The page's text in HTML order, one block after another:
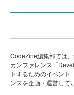
CodeZine編集部では
カンファレンス「
トするためのイベン
ンスを企画・運営して